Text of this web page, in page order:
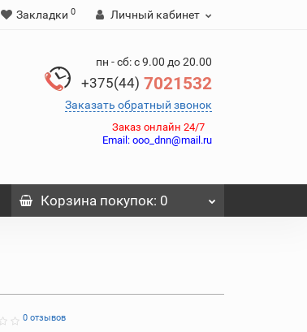
Закладки 0 Личный кабинет
пн - сб: с 9.00 до 20.00
+375(44) 7021532
Заказать обратный звонок
Заказ онлайн 24/7
Email: ooo_dnn@mail.ru
Корзинапокупок: 0
0 отзывов